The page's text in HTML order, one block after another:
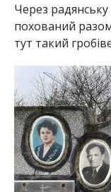
Через
похований
тут такий